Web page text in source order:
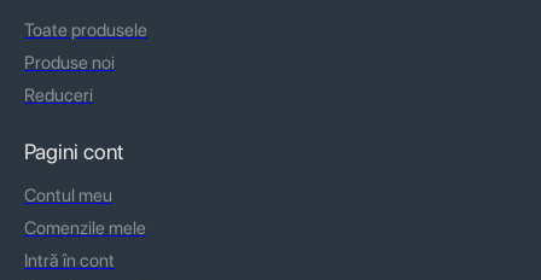
Toate produsele
Produse noi
Reduceri
Pagini cont
Contul meu
Comenzile mele
Intră în cont